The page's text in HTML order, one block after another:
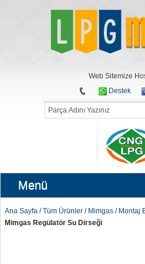
Web Sitemize
Destek
Menü
Ana Sayfa /Tüm Ürünler / Mimgas / Montaj
Mimgas Regülatör Su Dirseği